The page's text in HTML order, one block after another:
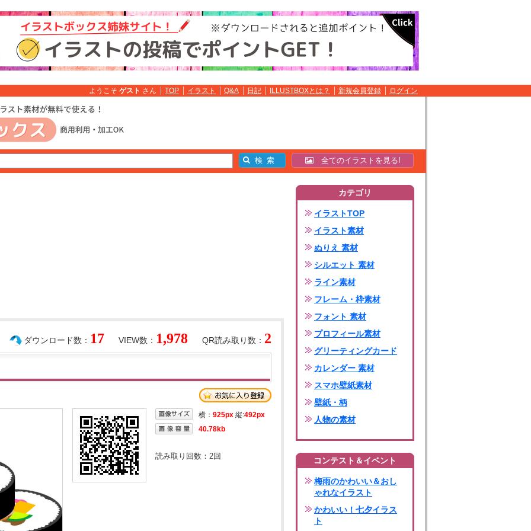
ようこそ ゲスト さん TOP イラスト Q&A 日記 ILLUSTBOXとは？ 新規会員登録 ログイン
全てのイラストを見る!
QR読み取り数： 2
VIEW数： 1,978
ダウンロード数： 17
横： 925px 縦:492px
40.78kb
読み取り回数： 2回
カテゴリ
イラストTOP
イラスト素材
ぬりえ 素材
シルエット 素材
ライン素材
フレーム・枠素材
フォント 素材
プロフィール素材
グリーティングカード
カレンダー 素材
スマホ壁紙素材
壁紙・柄
人物の素材
コンテスト＆イベント
梅雨のかわいい＆おし
ゃれなイラスト
かわいい！七夕イラス
ト